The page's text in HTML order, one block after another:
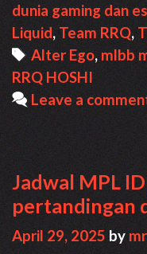
dunia gaming dan
Liquid,Team RRQ,
Tags
Alter Ego, mlbb
RRQ HOSHI
Leave a
Jadwal MPL
pertandingan
April 29, 2025 by